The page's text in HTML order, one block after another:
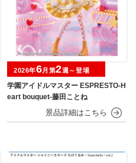
学園アイドルマスター ESPRESTO-H
eart bouquet-藤田ことね
2026年6月第2週～登場